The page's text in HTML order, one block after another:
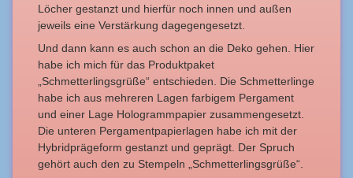
Löcher gestanzt und hierfür noch innen und außen
jeweils eine Verstärkung dagegengesetzt.
Und dann kann es auch schon an die Deko gehen. Hier
habe ich mich für das Produktpaket
„Schmetterlingsgrüße“ entschieden. Die Schmetterlinge
habe ich aus mehreren Lagen farbigem Pergament
und einer Lage Hologrammpapier zusammengesetzt.
Die unteren Pergamentpapierlagen habe ich mit der
Hybridprägeform gestanzt und geprägt. Der Spruch
gehört auch den zu Stempeln „Schmetterlingsgrüße“.